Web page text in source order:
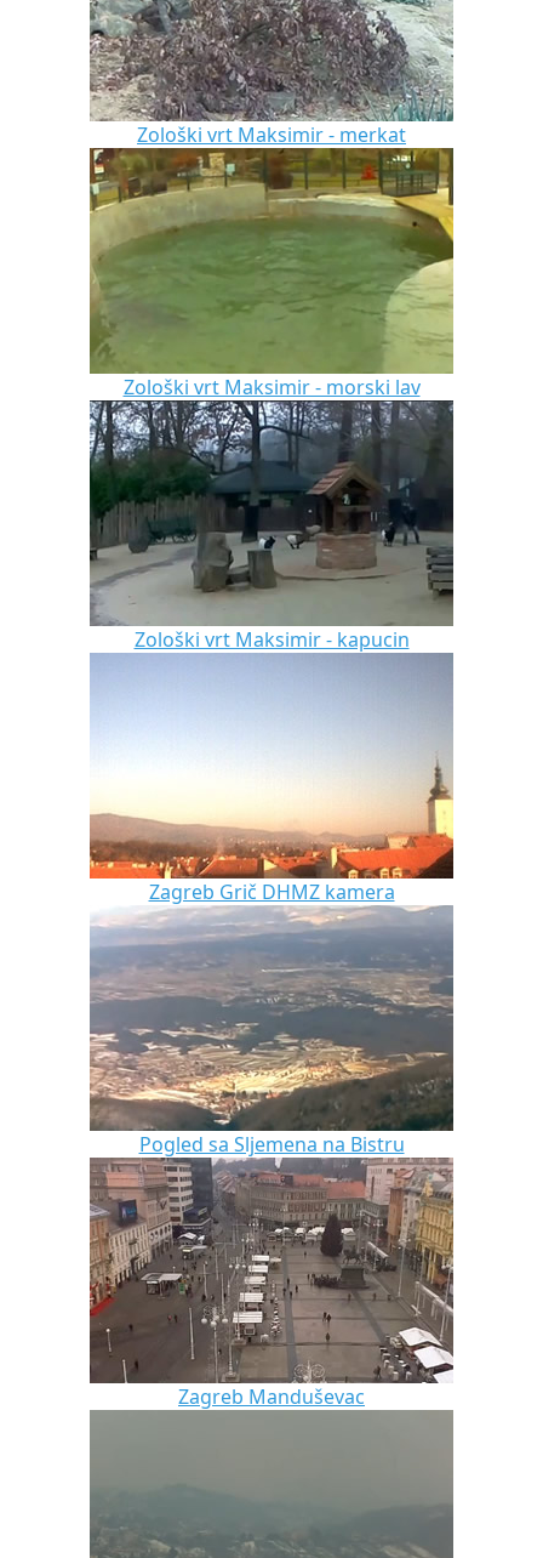
Zološki vrt Maksimir - merkat
Zološki vrt Maksimir - morski lav
Zološki vrt Maksimir - kapucin
Zagreb Grič DHMZ kamera
Pogled sa Sljemena na Bistru
Zagreb Manduševac